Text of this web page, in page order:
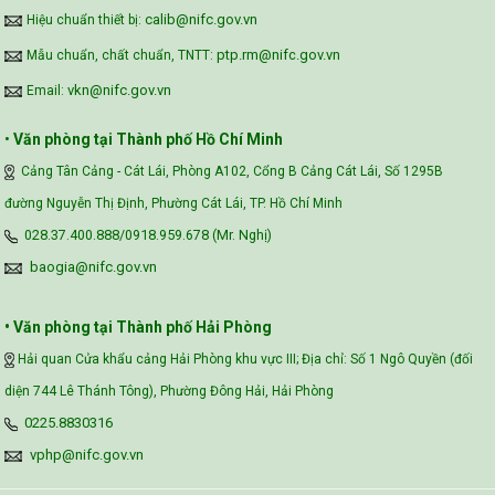
Hiệu chuẩn thiết bị: calib@nifc.gov.vn
Mẫu chuẩn, chất chuẩn, TNTT: ptp.rm@nifc.gov.vn
Email: vkn@nifc.gov.vn
• Văn phòng tại Thành phố Hồ Chí Minh
Cảng Tân Cảng - Cát Lái, Phòng A102, Cổng B Cảng Cát Lái, Số 1295B
đường Nguyễn Thị Định, Phường Cát Lái, TP. Hồ Chí Minh
028.37.400.888/0918.959.678 (Mr. Nghị)
baogia@nifc.gov.vn
• Văn phòng tại Thành phố Hải Phòng
Hải quan Cửa khẩu cảng Hải Phòng khu vực III; Địa chỉ: Số 1 Ngô Quyền (đối
diện 744 Lê Thánh Tông), Phường Đông Hải, Hải Phòng
0225.8830316
vphp@nifc.gov.vn